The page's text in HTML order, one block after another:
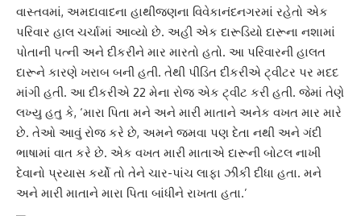
વાસ્તવમાં, અમદાવાદના હાથીજણના વિવેકાનંદનગરમાં રહેતો એક
પરિવાર હાલ ચર્ચામાં આવ્યો છે. અહી એક દારૂડિયો દારૂના નશામાં
પોતાની પત્ની અને દીકરીને માર મારતો હતો. આ પરિવારની હાલત
દારૂને કારણે ખરાબ બની હતી. તેથી પીડિત દીકરીએ ટ્વીટર પર મદદ
માંગી હતી. આ દીકરીએ 22 મેના રોજ એક ટ્વીટ કરી હતી. જેમાં તેણે
લખ્યુ હતુ કે, ‘મારા પિતા મને અને મારી માતાને અનેક વખત માર મારે
છે. તેઓ આવું રોજ કરે છે, અમને જમવા પણ દેતા નથી અને ગંદી
ભાષામાં વાત કરે છે. એક વખત મારી માતાએ દારૂની બોટલ નાખી
દેવાનો પ્રયાસ કર્યો તો તેને ચાર-પાંચ લાફા ઝીંકી દીધા હતા. મને
અને મારી માતાને મારા પિતા બાંધીને રાખતા હતા.’